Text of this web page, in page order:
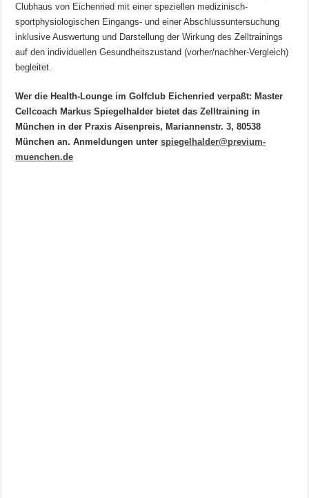
Clubhaus von Eichenried mit einer speziellen medizinisch-
sportphysiologischen Eingangs- und einer Abschlussuntersuchung
inklusive Auswertung und Darstellung der Wirkung des Zelltrainings
auf den individuellen Gesundheitszustand (vorher/nachher-Vergleich)
begleitet.
Wer die Health-Lounge im Golfclub Eichenried verpaßt: Master
Cellcoach Markus Spiegelhalder bietet das Zelltraining in
München in der Praxis Aisenpreis, Mariannenstr. 3, 80538
München an. Anmeldungen unterspiegelhalder@previum-
muenchen.de